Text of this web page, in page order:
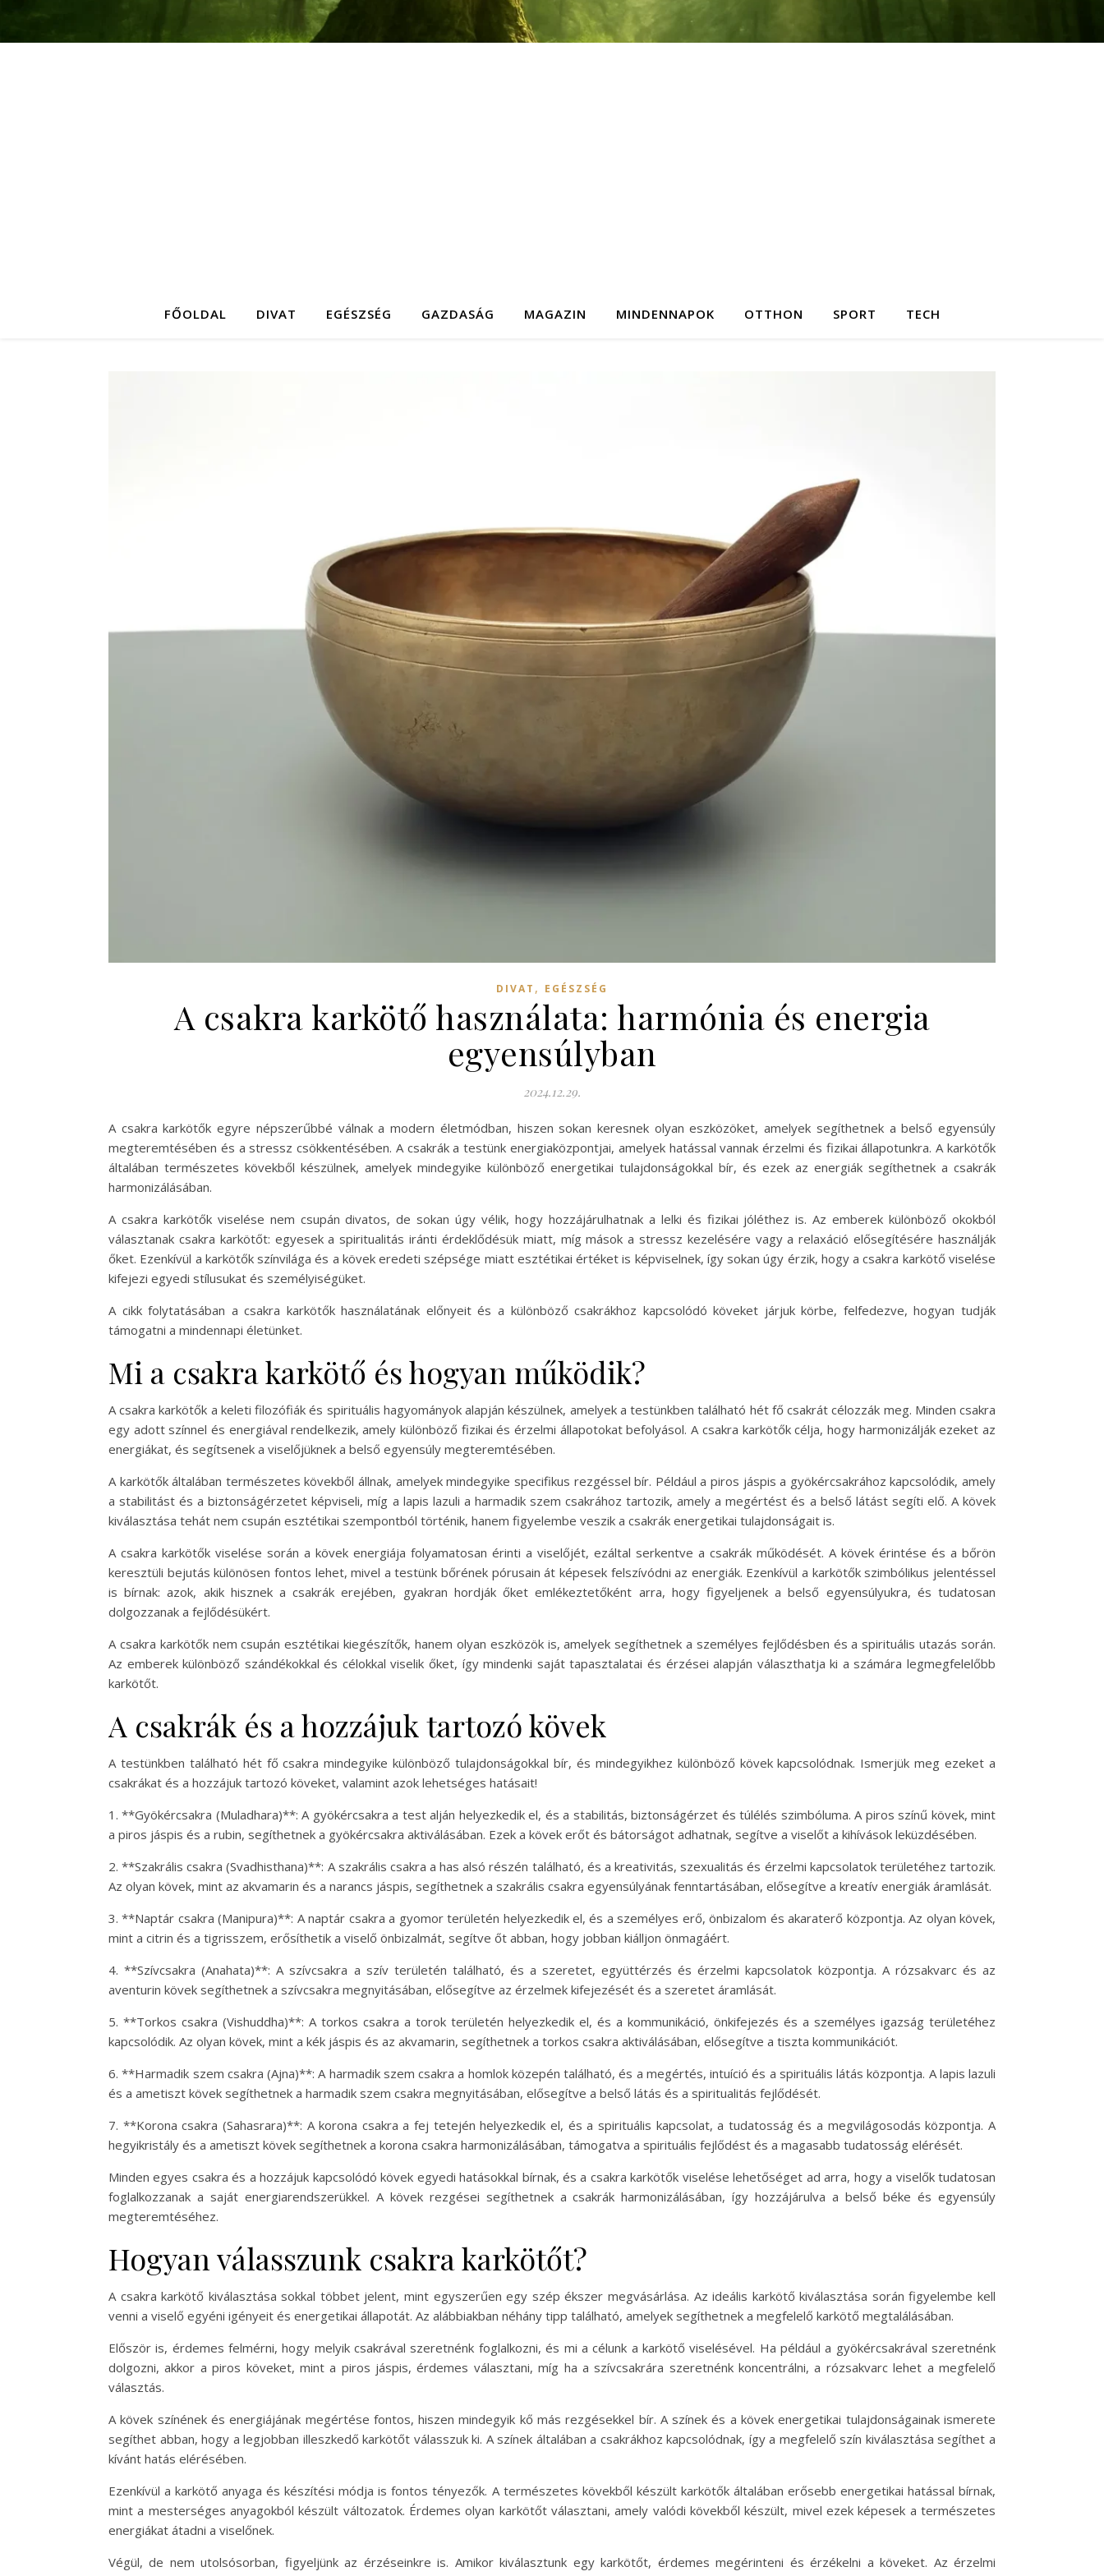
FŐOLDAL DIVAT EGÉSZSÉG GAZDASÁG MAGAZIN MINDENNAPOK OTTHON SPORT TECH
DIVAT , EGÉSZSÉG
A csakra karkötő használata: harmónia és energia
egyensúlyban
2024.12.29.
A csakra karkötők egyre népszerűbbé válnak a modern életmódban, hiszen sokan keresnek olyan eszközöket, amelyek segíthetnek a belső egyensúly
megteremtésében és a stressz csökkentésében. A csakrák a testünk energiaközpontjai, amelyek hatással vannak érzelmi és fizikai állapotunkra. A karkötők
általában természetes kövekből készülnek, amelyek mindegyike különböző energetikai tulajdonságokkal bír, és ezek az energiák segíthetnek a csakrák
harmonizálásában.
A csakra karkötők viselése nem csupán divatos, de sokan úgy vélik, hogy hozzájárulhatnak a lelki és fizikai jóléthez is. Az emberek különböző okokból
választanak csakra karkötőt: egyesek a spiritualitás iránti érdeklődésük miatt, míg mások a stressz kezelésére vagy a relaxáció elősegítésére használják
őket. Ezenkívül a karkötők színvilága és a kövek eredeti szépsége miatt esztétikai értéket is képviselnek, így sokan úgy érzik, hogy a csakra karkötő viselése
kifejezi egyedi stílusukat és személyiségüket.
A cikk folytatásában a csakra karkötők használatának előnyeit és a különböző csakrákhoz kapcsolódó köveket járjuk körbe, felfedezve, hogyan tudják
támogatni a mindennapi életünket.
Mi a csakra karkötő és hogyan működik?
A csakra karkötők a keleti filozófiák és spirituális hagyományok alapján készülnek, amelyek a testünkben található hét fő csakrát célozzák meg. Minden csakra
egy adott színnel és energiával rendelkezik, amely különböző fizikai és érzelmi állapotokat befolyásol. A csakra karkötők célja, hogy harmonizálják ezeket az
energiákat, és segítsenek a viselőjüknek a belső egyensúly megteremtésében.
A karkötők általában természetes kövekből állnak, amelyek mindegyike specifikus rezgéssel bír. Például a piros jáspis a gyökércsakrához kapcsolódik, amely
a stabilitást és a biztonságérzetet képviseli, míg a lapis lazuli a harmadik szem csakrához tartozik, amely a megértést és a belső látást segíti elő. A kövek
kiválasztása tehát nem csupán esztétikai szempontból történik, hanem figyelembe veszik a csakrák energetikai tulajdonságait is.
A csakra karkötők viselése során a kövek energiája folyamatosan érinti a viselőjét, ezáltal serkentve a csakrák működését. A kövek érintése és a bőrön
keresztüli bejutás különösen fontos lehet, mivel a testünk bőrének pórusain át képesek felszívódni az energiák. Ezenkívül a karkötők szimbólikus jelentéssel
is bírnak: azok, akik hisznek a csakrák erejében, gyakran hordják őket emlékeztetőként arra, hogy figyeljenek a belső egyensúlyukra, és tudatosan
dolgozzanak a fejlődésükért.
A csakra karkötők nem csupán esztétikai kiegészítők, hanem olyan eszközök is, amelyek segíthetnek a személyes fejlődésben és a spirituális utazás során.
Az emberek különböző szándékokkal és célokkal viselik őket, így mindenki saját tapasztalatai és érzései alapján választhatja ki a számára legmegfelelőbb
karkötőt.
A csakrák és a hozzájuk tartozó kövek
A testünkben található hét fő csakra mindegyike különböző tulajdonságokkal bír, és mindegyikhez különböző kövek kapcsolódnak. Ismerjük meg ezeket a
csakrákat és a hozzájuk tartozó köveket, valamint azok lehetséges hatásait!
1. **Gyökércsakra (Muladhara)**: A gyökércsakra a test alján helyezkedik el, és a stabilitás, biztonságérzet és túlélés szimbóluma. A piros színű kövek, mint
a piros jáspis és a rubin, segíthetnek a gyökércsakra aktiválásában. Ezek a kövek erőt és bátorságot adhatnak, segítve a viselőt a kihívások leküzdésében.
2. **Szakrális csakra (Svadhisthana)**: A szakrális csakra a has alsó részén található, és a kreativitás, szexualitás és érzelmi kapcsolatok területéhez tartozik.
Az olyan kövek, mint az akvamarin és a narancs jáspis, segíthetnek a szakrális csakra egyensúlyának fenntartásában, elősegítve a kreatív energiák áramlását.
3. **Naptár csakra (Manipura)**: A naptár csakra a gyomor területén helyezkedik el, és a személyes erő, önbizalom és akaraterő központja. Az olyan kövek,
mint a citrin és a tigrisszem, erősíthetik a viselő önbizalmát, segítve őt abban, hogy jobban kiálljon önmagáért.
4. **Szívcsakra (Anahata)**: A szívcsakra a szív területén található, és a szeretet, együttérzés és érzelmi kapcsolatok központja. A rózsakvarc és az
aventurin kövek segíthetnek a szívcsakra megnyitásában, elősegítve az érzelmek kifejezését és a szeretet áramlását.
5. **Torkos csakra (Vishuddha)**: A torkos csakra a torok területén helyezkedik el, és a kommunikáció, önkifejezés és a személyes igazság területéhez
kapcsolódik. Az olyan kövek, mint a kék jáspis és az akvamarin, segíthetnek a torkos csakra aktiválásában, elősegítve a tiszta kommunikációt.
6. **Harmadik szem csakra (Ajna)**: A harmadik szem csakra a homlok közepén található, és a megértés, intuíció és a spirituális látás központja. A lapis lazuli
és a ametiszt kövek segíthetnek a harmadik szem csakra megnyitásában, elősegítve a belső látás és a spiritualitás fejlődését.
7. **Korona csakra (Sahasrara)**: A korona csakra a fej tetején helyezkedik el, és a spirituális kapcsolat, a tudatosság és a megvilágosodás központja. A
hegyikristály és a ametiszt kövek segíthetnek a korona csakra harmonizálásában, támogatva a spirituális fejlődést és a magasabb tudatosság elérését.
Minden egyes csakra és a hozzájuk kapcsolódó kövek egyedi hatásokkal bírnak, és a csakra karkötők viselése lehetőséget ad arra, hogy a viselők tudatosan
foglalkozzanak a saját energiarendszerükkel. A kövek rezgései segíthetnek a csakrák harmonizálásában, így hozzájárulva a belső béke és egyensúly
megteremtéséhez.
Hogyan válasszunk csakra karkötőt?
A csakra karkötő kiválasztása sokkal többet jelent, mint egyszerűen egy szép ékszer megvásárlása. Az ideális karkötő kiválasztása során figyelembe kell
venni a viselő egyéni igényeit és energetikai állapotát. Az alábbiakban néhány tipp található, amelyek segíthetnek a megfelelő karkötő megtalálásában.
Először is, érdemes felmérni, hogy melyik csakrával szeretnénk foglalkozni, és mi a célunk a karkötő viselésével. Ha például a gyökércsakrával szeretnénk
dolgozni, akkor a piros köveket, mint a piros jáspis, érdemes választani, míg ha a szívcsakrára szeretnénk koncentrálni, a rózsakvarc lehet a megfelelő
választás.
A kövek színének és energiájának megértése fontos, hiszen mindegyik kő más rezgésekkel bír. A színek és a kövek energetikai tulajdonságainak ismerete
segíthet abban, hogy a legjobban illeszkedő karkötőt válasszuk ki. A színek általában a csakrákhoz kapcsolódnak, így a megfelelő szín kiválasztása segíthet a
kívánt hatás elérésében.
Ezenkívül a karkötő anyaga és készítési módja is fontos tényezők. A természetes kövekből készült karkötők általában erősebb energetikai hatással bírnak,
mint a mesterséges anyagokból készült változatok. Érdemes olyan karkötőt választani, amely valódi kövekből készült, mivel ezek képesek a természetes
energiákat átadni a viselőnek.
Végül, de nem utolsósorban, figyeljünk az érzéseinkre is. Amikor kiválasztunk egy karkötőt, érdemes megérinteni és érzékelni a köveket. Az érzelmi